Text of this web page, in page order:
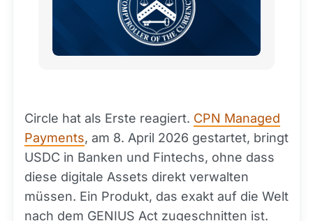
Circle hat als Erste reagiert. CPN Managed
Payments, am 8. April 2026 gestartet, bringt
USDC in Banken und Fintechs, ohne dass
diese digitale Assets direkt verwalten
müssen. Ein Produkt, das exakt auf die Welt
nach dem GENIUS Act zugeschnitten ist.